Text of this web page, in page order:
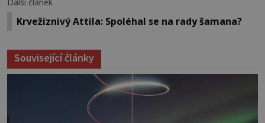
Krvežíznivý Attila: Spoléhal se na rady šamana?
Související články